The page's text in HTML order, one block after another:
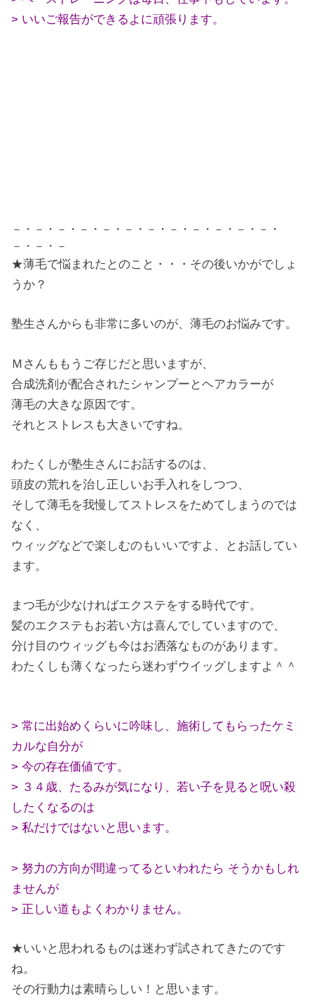
> いいご報告ができるよに頑張ります。
－・－・－・－・－・－・－・－・－・－・－・－・
－・－・－
★薄毛で悩まれたとのこと・・・その後いかがでしょ
うか？
塾生さんからも非常に多いのが、薄毛のお悩みです。
Ｍさんももうご存じだと思いますが、
合成洗剤が配合されたシャンプーとヘアカラーが
薄毛の大きな原因です。
それとストレスも大きいですね。
わたくしが塾生さんにお話するのは、
頭皮の荒れを治し正しいお手入れをしつつ、
そして薄毛を我慢してストレスをためてしまうのでは
なく、
ウィッグなどで楽しむのもいいですよ、とお話してい
ます。
まつ毛が少なければエクステをする時代です。
髪のエクステもお若い方は喜んでしていますので、
分け目のウィッグも今はお洒落なものがあります。
わたくしも薄くなったら迷わずウイッグしますよ＾＾
> 常に出始めくらいに吟味し、施術してもらったケミ
カルな自分が
> 今の存在価値です。
> ３４歳、たるみが気になり、若い子を見ると呪い殺
したくなるのは
> 私だけではないと思います。
> 努力の方向が間違ってるといわれたら そうかもしれ
ませんが
> 正しい道もよくわかりません。
★いいと思われるものは迷わず試されてきたのです
ね。
その行動力は素晴らしい！と思います。